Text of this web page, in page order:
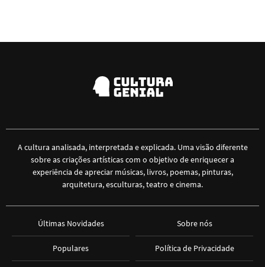
A cultura analisada, interpretada e explicada. Uma visão diferente
sobre as criações artísticas com o objetivo de enriquecer a
experiência de apreciar músicas, livros, poemas, pinturas,
arquitetura, esculturas, teatro e cinema.
Últimas Novidades
Populares
Sobre nós
Política de Privacidade